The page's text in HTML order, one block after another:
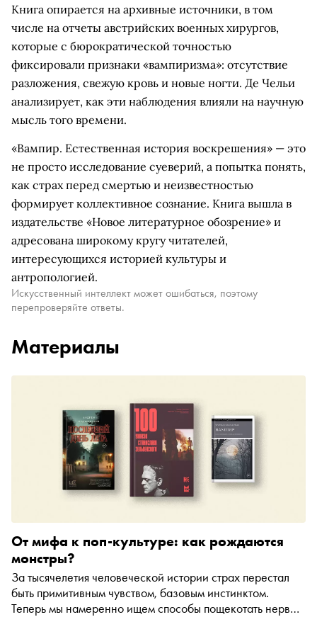
Книга опирается на архивные источники, в том
числе на отчеты австрийских военных хирургов,
которые с бюрократической точностью
фиксировали признаки «вампиризма»: отсутствие
разложения, свежую кровь и новые ногти. Де Чельи
анализирует, как эти наблюдения влияли на научную
мысль того времени.
«Вампир. Естественная история воскрешения» — это
не просто исследование суеверий, а попытка понять,
как страх перед смертью и неизвестностью
формирует коллективное сознание. Книга вышла в
издательстве «Новое литературное обозрение» и
адресована широкому кругу читателей,
интересующихся историей культуры и
антропологией.
Искусственный интеллект может ошибаться, поэтому
перепроверяйте ответы.
Материалы
От мифа к поп-культуре: как рождаются
монстры?
За тысячелетия человеческой истории страх перестал
быть примитивным чувством, базовым инстинктом.
Теперь мы намеренно ищем способы пощекотать нервы